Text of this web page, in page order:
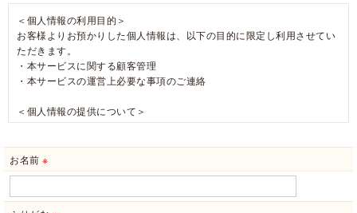
＜個人情報の利用目的＞
お客様よりお預かりした個人情報は、以下の目的に限定し利用させてい
ただきます。
・本サービスに関する顧客管理
・本サービスの運営上必要な事項のご連絡
＜個人情報の提供について＞
当社ではお客様の同意を得た場合または法令に定められた場合を除き、
＜個人情報の委託について＞
託する場合があります。
お名前 ※